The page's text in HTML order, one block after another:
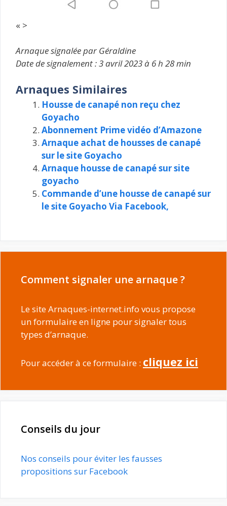
« >
Arnaque signalée par Géraldine
Date de signalement : 3 avril 2023 à 6 h 28 min
Arnaques Similaires
Housse de canapé non reçu chez
Goyacho
Abonnement Prime vidéo d’Amazone
Arnaque achat de housses de canapé
sur le site Goyacho
Arnaque housse de canapé sur site
goyacho
Commande d’une housse de canapé sur
le site Goyacho Via Facebook,
Comment signaler une arnaque ?
Le site Arnaques-internet.info vous propose
un formulaire en ligne pour signaler tous
types d’arnaque.
Pour accéder à ce formulaire : cliquez ici
Conseils du jour
Nos conseils pour éviter les fausses
propositions sur Facebook